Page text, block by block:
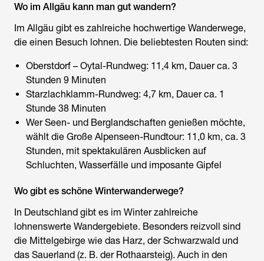
Wo im Allgäu kann man gut wandern?
Im Allgäu gibt es zahlreiche hochwertige Wanderwege,
die einen Besuch lohnen. Die beliebtesten Routen sind:
Oberstdorf – Oytal-Rundweg: 11,4 km, Dauer ca. 3
Stunden 9 Minuten
Starzlachklamm-Rundweg: 4,7 km, Dauer ca. 1
Stunde 38 Minuten
Wer Seen- und Berglandschaften genießen möchte,
wählt die Große Alpenseen-Rundtour: 11,0 km, ca. 3
Stunden, mit spektakulären Ausblicken auf
Schluchten, Wasserfälle und imposante Gipfel
Wo gibt es schöne Winterwanderwege?
In Deutschland gibt es im Winter zahlreiche
lohnenswerte Wandergebiete. Besonders reizvoll sind
die Mittelgebirge wie das Harz, der Schwarzwald und
das Sauerland (z. B. der Rothaarsteig). Auch in den